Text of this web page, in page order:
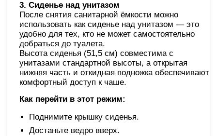
3. Сиденье над унитазом
После снятия санитарной ёмкости можно
использовать как сиденье над унитазом — это
удобно для тех, кто не может самостоятельно
добраться до туалета.
Высота сиденья (51,5 см) совместима с
унитазами стандартной высоты, а открытая
нижняя часть и откидная подножка обеспечивают
комфортный доступ к чаше.
Как перейти в этот режим:
Поднимите крышку сиденья.
Достаньте ведро вверх.